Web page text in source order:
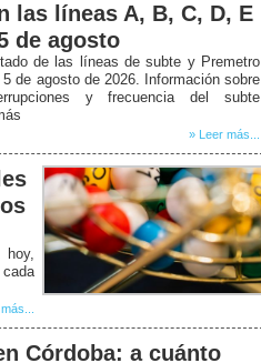
las líneas A, B, C, D, E
de agosto
de las líneas de subte y Premetro
de agosto de 2026. Información sobre
y frecuencia del subte
» Leer más...
hoy,
Córdoba: a cuánto